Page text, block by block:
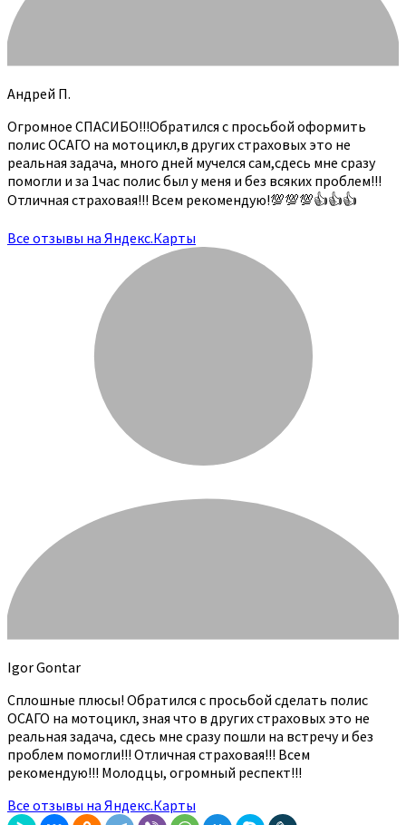
Андрей П.
Огромное СПАСИБО!!!Обратился с просьбой оформить
полис ОСАГО на мотоцикл,в других страховых это не
реальная задача, много дней мучелся сам,сдесь мне сразу
помогли и за 1час полис был у меня и без всяких проблем!!!
Отличная страховая!!! Всем рекомендую!💯💯💯👍👍👍
Все отзывы на Яндекс.Карты
Igor Gontar
Сплошные плюсы! Обратился с просьбой сделать полис
ОСАГО на мотоцикл, зная что в других страховых это не
реальная задача, сдесь мне сразу пошли на встречу и без
проблем помогли!!! Отличная страховая!!! Всем
рекомендую!!! Молодцы, огромный респект!!!
Все отзывы на Яндекс.Карты